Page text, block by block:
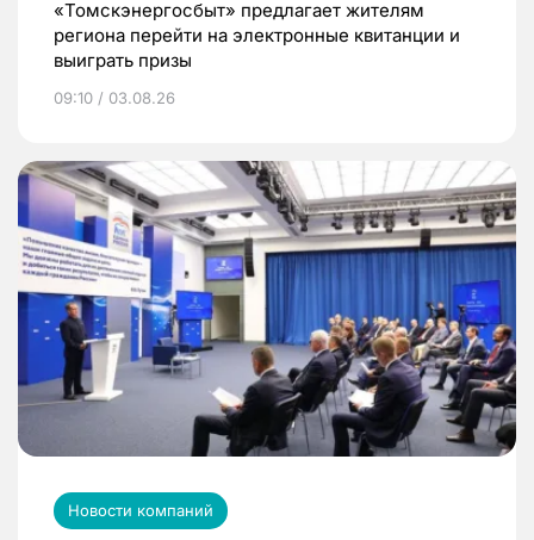
«Томскэнергосбыт» предлагает жителям
региона перейти на электронные квитанции и
выиграть призы
09:10 / 03.08.26
Новости компаний